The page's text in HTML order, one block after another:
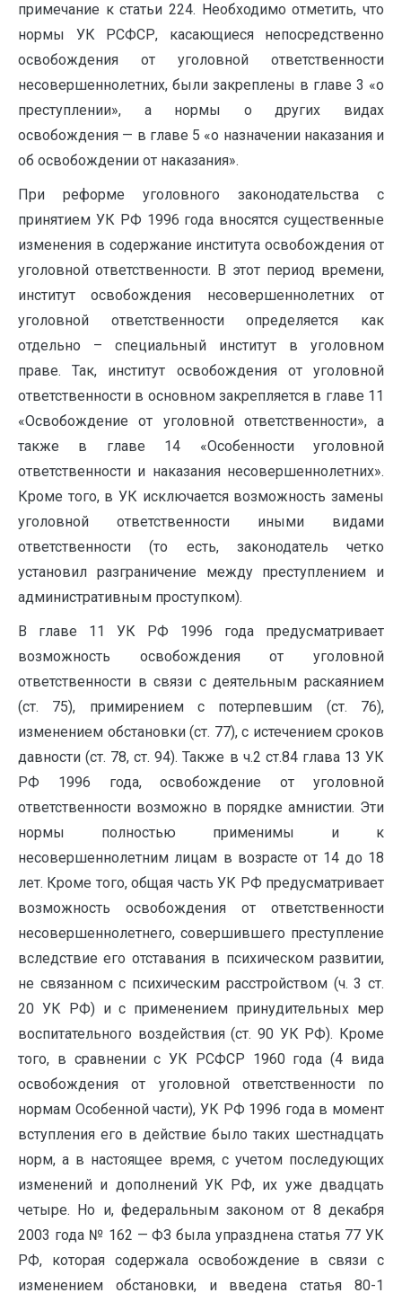
примечание к статьи 224. Необходимо отметить, что
нормы УК РСФСР, касающиеся непосредственно
освобождения от уголовной ответственности
несовершеннолетних, были закреплены в главе 3 «о
преступлении», а нормы о других видах
освобождения — в главе 5 «о назначении наказания и
об освобождении от наказания».
При реформе уголовного законодательства с
принятием УК РФ 1996 года вносятся существенные
изменения в содержание института освобождения от
уголовной ответственности. В этот период времени,
институт освобождения несовершеннолетних от
уголовной ответственности определяется как
отдельно – специальный институт в уголовном
праве. Так, институт освобождения от уголовной
ответственности в основном закрепляется в главе 11
«Освобождение от уголовной ответственности», а
также в главе 14 «Особенности уголовной
ответственности и наказания несовершеннолетних».
Кроме того, в УК исключается возможность замены
уголовной ответственности иными видами
ответственности (то есть, законодатель четко
установил разграничение между преступлением и
административным проступком).
В главе 11 УК РФ 1996 года предусматривает
возможность освобождения от уголовной
ответственности в связи с деятельным раскаянием
(ст. 75), примирением с потерпевшим (ст. 76),
изменением обстановки (ст. 77), с истечением сроков
давности (ст. 78, ст. 94). Также в ч.2 ст.84 глава 13 УК
РФ 1996 года, освобождение от уголовной
ответственности возможно в порядке амнистии. Эти
нормы полностью применимы и к
несовершеннолетним лицам в возрасте от 14 до 18
лет. Кроме того, общая часть УК РФ предусматривает
возможность освобождения от ответственности
несовершеннолетнего, совершившего преступление
вследствие его отставания в психическом развитии,
не связанном с психическим расстройством (ч. 3 ст.
20 УК РФ) и с применением принудительных мер
воспитательного воздействия (ст. 90 УК РФ). Кроме
того, в сравнении с УК РСФСР 1960 года (4 вида
освобождения от уголовной ответственности по
нормам Особенной части), УК РФ 1996 года в момент
вступления его в действие было таких шестнадцать
норм, а в настоящее время, с учетом последующих
изменений и дополнений УК РФ, их уже двадцать
четыре. Но и, федеральным законом от 8 декабря
2003 года № 162 — ФЗ была упразднена статья 77 УК
РФ, которая содержала освобождение в связи с
изменением обстановки, и введена статья 80-1